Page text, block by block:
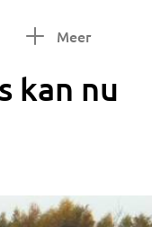
Meer
kan nu